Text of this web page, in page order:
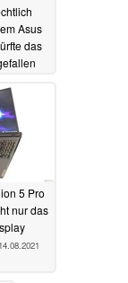
Asus
das
5 Pro
nur das
14.08.2021